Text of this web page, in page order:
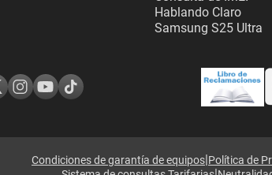
Hablando Claro
Samsung S25 Ultra
Condiciones de garantía de equipos|Política de